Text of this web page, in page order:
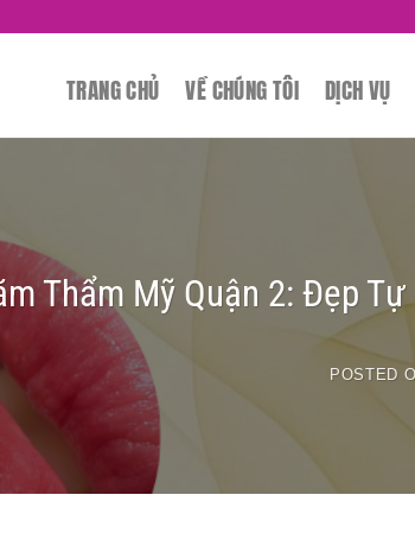
TRANG CHỦ VỀ CHÚNG TÔI DỊCH VỤ
Thẩm Mỹ Quận 2: Đẹp
POSTED